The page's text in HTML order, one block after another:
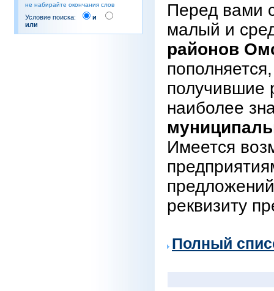
не набирайте окончания слов
Условие поиска:
и
или
Перед вами
малый и
районов
получившие
наиболее
Имеется
реквизиту
Полный